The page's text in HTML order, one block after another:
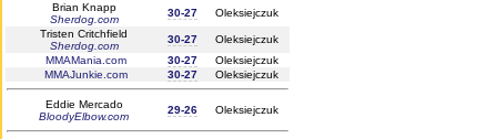
Brian Knapp
Sherdog.com
30-27
Oleksiejczuk
Tristen Critchfield
Sherdog.com
30-27
Oleksiejczuk
MMAMania.com
30-27
Oleksiejczuk
MMAJunkie.com
30-27 Oleksiejczuk
Eddie Mercado
BloodyElbow.com
29-26 Oleksiejczuk